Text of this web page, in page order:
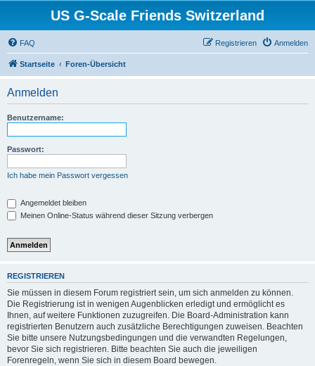
US G-Scale Friends Switzerland
FAQ Anmelden
Registrieren
Startseite Foren-Übersicht
Anmelden
Benutzername:
Passwort:
Ich habe mein Passwort vergessen
Angemeldet bleiben
Meinen Online-Status während dieser Sitzung verbergen
REGISTRIEREN
Sie müssen in diesem Forum registriert sein, um sich anmelden zu können.
Die Registrierung ist in wenigen Augenblicken erledigt und ermöglicht es
Ihnen, auf weitere Funktionen zuzugreifen. Die Board-Administration kann
registrierten Benutzern auch zusätzliche Berechtigungen zuweisen. Beachten
Sie bitte unsere Nutzungsbedingungen und die verwandten Regelungen,
bevor Sie sich registrieren. Bitte beachten Sie auch die jeweiligen
Forenregeln, wenn Sie sich in diesem Board bewegen.